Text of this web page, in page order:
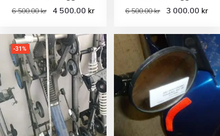
6 500.00kr 4 500.00 kr 6 500.00kr 3 000.00 kr
-31%